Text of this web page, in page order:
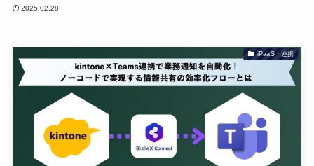
2025.02.28
iPaaS・連携